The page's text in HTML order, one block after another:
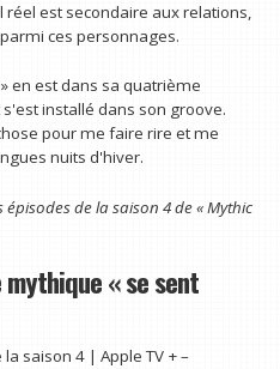
réel est secondaire aux relations,
ces personnages.
en est dans sa quatrième
installé dans son groove.
pour me faire rire et me
nuits d'hiver.
de la saison 4 de « Mythic
« se sent
saison 4 | Apple TV + –